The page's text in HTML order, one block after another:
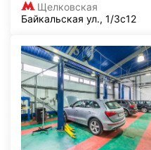
Щелковская
Байкальская ул., 1/3с12